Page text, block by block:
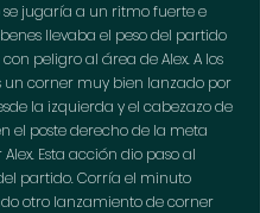
jugaría a un ritmo fuerte e
llevaba el peso del partido
peligro al área de Alex. A los
corner muy bien lanzado por
la izquierda y el cabezazo de
el poste derecho de la meta
Esta acción dio paso al
partido. Corría el minuto
otro lanzamiento de corner